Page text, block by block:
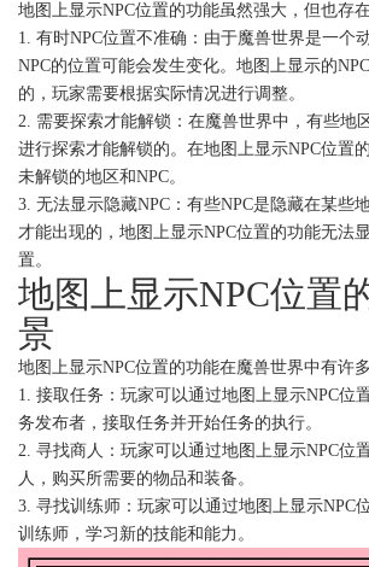
地图上显示NPC位置的功能虽然强大，但也存
1. 有时NPC位置不准确：由于魔兽世界是一个
NPC的位置可能会发生变化。地图上显示的
的，玩家需要根据实际情况进行调整。
2. 需要探索才能解锁：在魔兽世界中，有些地
进行探索才能解锁的。在地图上显示NPC位置
未解锁的地区和NPC。
3. 无法显示隐藏NPC：有些NPC是隐藏在某些
才能出现的，地图上显示NPC位置的功能无法
置。
地图上显示NPC位置
景
地图上显示NPC位置的功能在魔兽世界中有许
1. 接取任务：玩家可以通过地图上显示NPC位
务发布者，接取任务并开始任务的执行。
2. 寻找商人：玩家可以通过地图上显示NPC位
人，购买所需要的物品和装备。
3. 寻找训练师：玩家可以通过地图上显示NPC
训练师，学习新的技能和能力。